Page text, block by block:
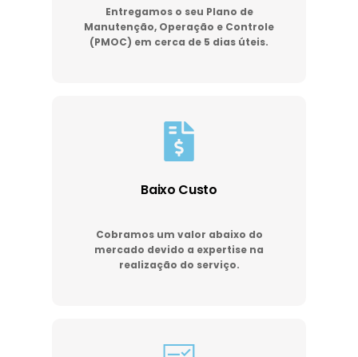
Entregamos o seu Plano de
Manutenção, Operação e Controle
(PMOC) em cerca de 5 dias úteis.
Baixo Custo
Cobramos um valor abaixo do
mercado devido a expertise na
realização do serviço.